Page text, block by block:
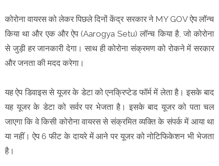
कोरोना वायरस को लेकर पिछले दिनों केंद्र सरकार ने MY GOV ऐप लॉन्‍च
किया था और एक और ऐप (Aarogya Setu) लॉन्‍च किया है, जो कोरोना
से जुड़ी हर जानकारी देगा। साथ ही कोरोना संक्रमण को रोकने में सरकार
और जनता की मदद करेगा।
यह ऐप डिवाइस से यूजर के डेटा को एनक्रिप्टेड फॉर्म में लेता है। इसके बाद
यह यूजर के डेटा को सर्वर पर भेजता है। इसके बाद यूजर को पता चल
जाएगा कि वे किसी कोरोना वायरस से संक्रमित व्यक्ति के संपर्क में आया था
या नहीं। ऐप 6 फीट के दायरे में आने पर यूजर को नोटिफिकेशन भी भेजता
है।